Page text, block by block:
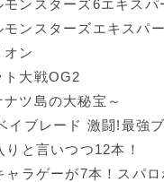
ンスターズ6エキスパ
ンスターズエキスパ
オン
ト大戦OG2
ツ島の大秘宝～
イブレード 激闘!最強
りと言いつつ12本！
ャラゲーが7本！スパ